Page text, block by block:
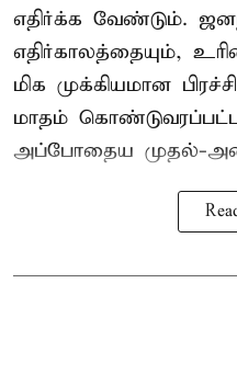
எதிர்க்க வேண்டும்.
எதிர்காலத்தையும்,
மிக முக்கியமான
மாதம்
அப்போதைய முதல்-